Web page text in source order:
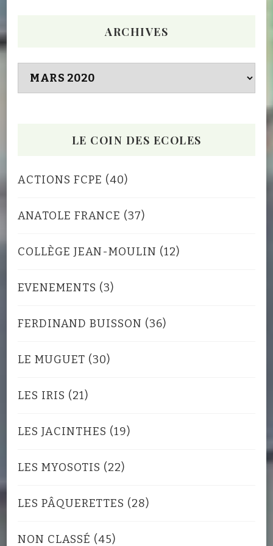
ARCHIVES
Archives
LE COIN DES ECOLES
ACTIONS FCPE (40)
ANATOLE FRANCE (37)
COLLÈGE JEAN-MOULIN (12)
EVENEMENTS (3)
FERDINAND BUISSON (36)
LE MUGUET (30)
LES IRIS (21)
LES JACINTHES (19)
LES MYOSOTIS (22)
LES PÂQUERETTES (28)
NON CLASSÉ (45)